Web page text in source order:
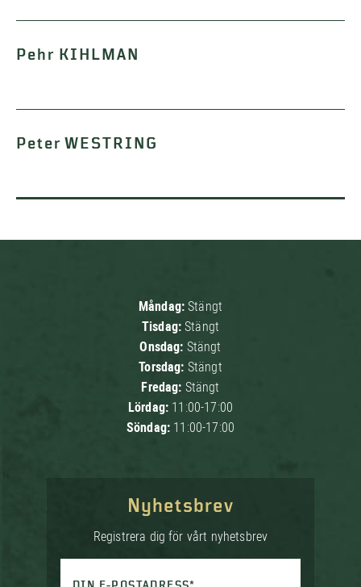
Pehr KIHLMAN
Peter WESTRING
Måndag:Stängt
Tisdag:Stängt
Onsdag: Stängt
Torsdag: Stängt
Fredag: Stängt
Lördag: 11:00-17:00
Söndag: 11:00-17:00
Nyhetsbrev
Registrera dig för vårt nyhetsbrev